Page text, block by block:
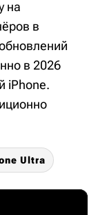
на
в
в 2026
iPhone.
Ultra